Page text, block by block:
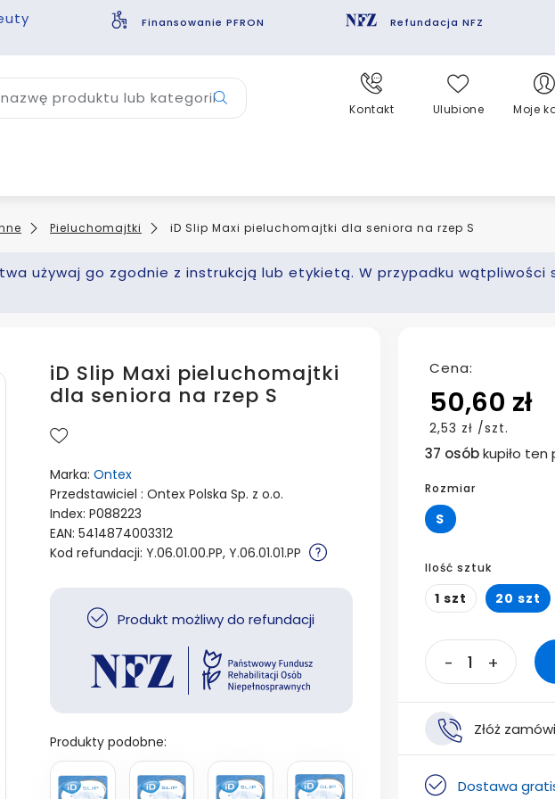
Finansowanie PFRON Refundacja NFZ
produktu lub kategorii
Kontakt Ulubione Moje
Pieluchomajtki iD Slip Maxi pieluchomajtki dla seniora na rzep S
używaj go zgodnie z instrukcją lub etykietą. W przypadku wątpliwości
iD Slip Maxi pieluchomajtki
dla seniora na rzep S
Marka: Ontex
Przedstawiciel : Ontex Polska Sp. z o.o.
Index: P088223
EAN: 5414874003312
Kod refundacji: Y.06.01.00.PP, Y.06.01.01.PP
Produkt możliwy do refundacji
Produkty podobne:
Cena:
50,60 zł
2,53 zł /szt.
37 osóbkupiło ten
Rozmiar
S
Ilość sztuk
1 szt 20 szt
- +
Złóż
Dostawa